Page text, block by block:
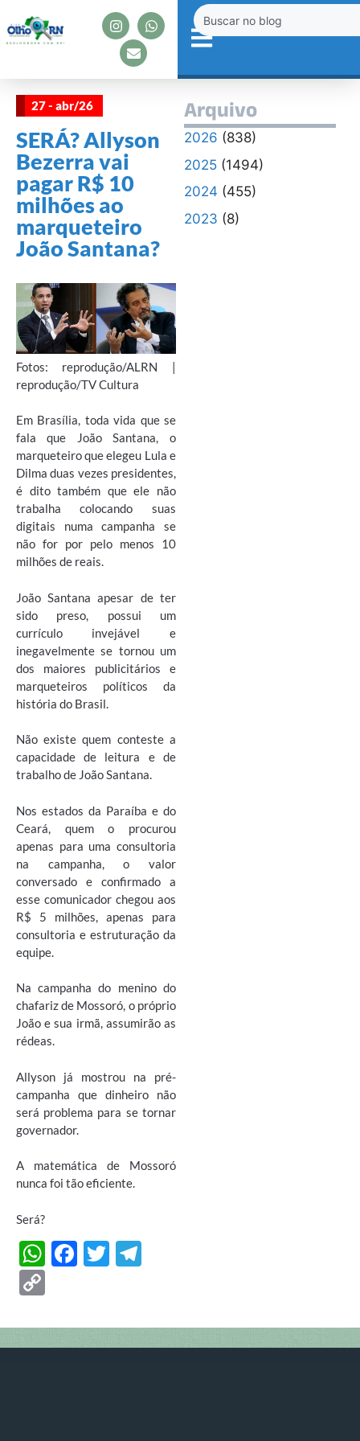
27 - abr/26
SERÁ? Allyson
Bezerra vai
pagar R$ 10
milhões ao
marqueteiro
João Santana?
Fotos: reprodução/ALRN |
reprodução/TV Cultura
Em Brasília, toda vida que se
fala que João Santana, o
marqueteiro que elegeu Lula e
Dilma duas vezes presidentes,
é dito também que ele não
trabalha colocando suas
digitais numa campanha se
não for por pelo menos 10
milhões de reais.
João Santana apesar de ter
sido preso, possui um
currículo invejável e
inegavelmente se tornou um
dos maiores publicitários e
marqueteiros políticos da
história do Brasil.
Não existe quem conteste a
capacidade de leitura e de
trabalho de João Santana.
Nos estados da Paraíba e do
Ceará, quem o procurou
apenas para uma consultoria
na campanha, o valor
conversado e confirmado a
esse comunicador chegou aos
R$ 5 milhões, apenas para
consultoria e estruturação da
equipe.
Na campanha do menino do
chafariz de Mossoró, o próprio
João e sua irmã, assumirão as
rédeas.
Allyson já mostrou na pré-
campanha que dinheiro não
será problema para se tornar
governador.
A matemática de Mossoró
nunca foi tão eficiente.
Será?
W
s
A
F
b
o
T
er gr
a
p
Arquivo
2026 (838)
2025(1494)
2024 (455)
2023 (8)